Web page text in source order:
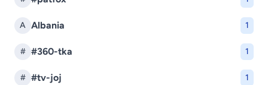
A Albania 1
# #360-tka 1
# #tv-joj 1